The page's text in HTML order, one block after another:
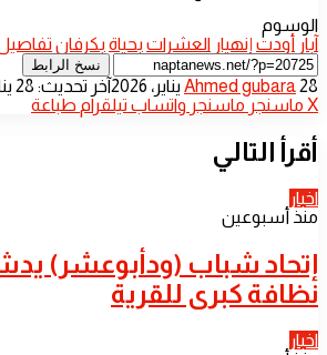
الوسوم
آبار أودت إنهيار العشرات بحياة بكرفان
نسخ الرابط
Ahmed gubara
أرسل
بريدا
إلكترونيا
28 يناير، 2026
آخر تحديث: 28 يناير، 2026
‫X ماسنجر ماسنجر واتساب تيلقرام طباعة
أقرأ التالي
اخبار
منذ أسبوعين
إتحاد شباب (ودأبوعشر)
نظافة كبرى للقرية
اخبار